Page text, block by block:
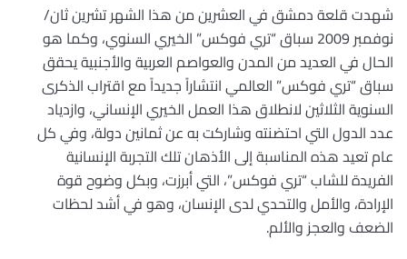
شهدت قلعة دمشق في العشرين من هذا الشهر تشرين ثان/
نوفمبر 2009 سباق “تري فوكس” الخيري السنوي، وكما هو
الحال في العديد من المدن والعواصم العربية والأجنبية يحقق
سباق “تري فوكس” العالمي انتشاراً جديداً مع اقتراب الذكرى
السنوية الثلاثين لانطلاق هذا العمل الخيري الإنساني، وازدياد
عدد الدول التي احتضنته وشاركت به عن ثمانين دولة، وفي كل
عام تعيد هذه المناسبة إلى الأذهان تلك التجربة الإنسانية
الفريدة للشاب “تري فوكس”، التي أبرزت، وبكل وضوح قوة
الإرادة، والأمل والتحدي لدى الإنسان، وهو في أشد لحظات
الضعف والعجز والألم.